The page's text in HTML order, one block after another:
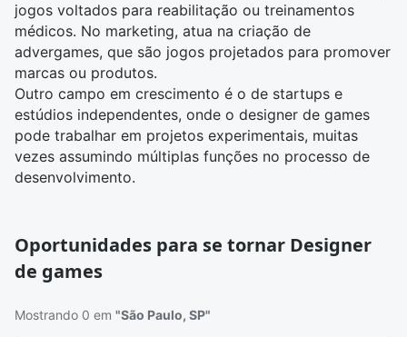
jogos voltados para reabilitação ou treinamentos
médicos. No marketing, atua na criação de
advergames, que são jogos projetados para promover
marcas ou produtos.
Outro campo em crescimento é o de startups e
estúdios independentes, onde o designer de games
pode trabalhar em projetos experimentais, muitas
vezes assumindo múltiplas funções no processo de
desenvolvimento.
Oportunidades para se tornar Designer
de games
Mostrando 0 em "São Paulo, SP"